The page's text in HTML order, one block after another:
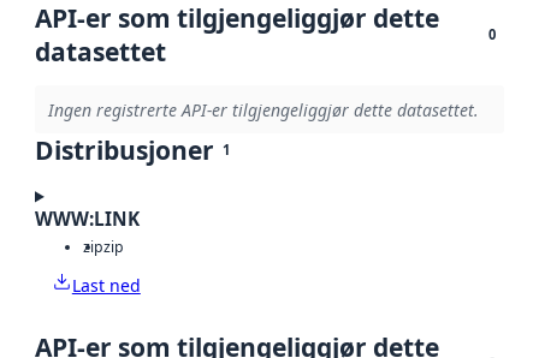
API-er som tilgjengeliggjør dette
datasettet
0
Ingen registrerte API-er tilgjengeliggjør dette datasettet.
Distribusjoner 1
WWW:LINK
zipzip
Last ned
API-er som tilgjengeliggjør dette